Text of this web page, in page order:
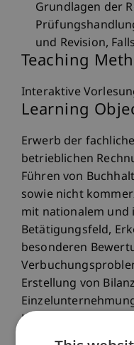
Grundlagen der
und Revision,
Teaching
Interaktive
Learning
Erwerb der
betrieblichen
Führen von
sowie nicht
mit nationalem und
Betätigungsfeld,
besonderen
Erstellung von
Konzerne und bei
Erkennen einer